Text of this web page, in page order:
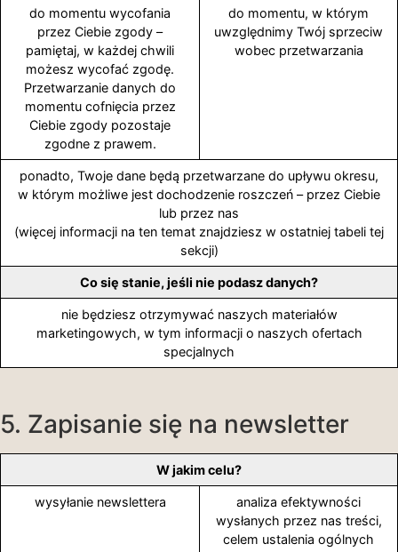
do momentu wycofania
przez Ciebie zgody –
pamiętaj, w każdej chwili
możesz wycofać zgodę.
Przetwarzanie danych do
momentu cofnięcia przez
Ciebie zgody pozostaje
zgodne z prawem.
do momentu, w którym
uwzględnimy Twój sprzeciw
wobec przetwarzania
ponadto, Twoje dane będą przetwarzane do upływu okresu,
w którym możliwe jest dochodzenie roszczeń – przez Ciebie
lub przez nas
(więcej informacji na ten temat znajdziesz w ostatniej tabeli tej
sekcji)
Co się stanie, jeśli nie podasz danych?
nie będziesz otrzymywać naszych materiałów
marketingowych, w tym informacji o naszych ofertach
specjalnych
5. Zapisanie się na newsletter
W jakim celu?
wysyłanie newslettera
analiza efektywności
wysłanych przez nas treści,
celem ustalenia ogólnych